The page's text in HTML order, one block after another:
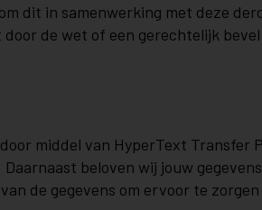
dit in samenwerking met deze
de wet of een gerechtelijk
middel van HyperText
beloven wij jouw
de gegevens om ervoor te